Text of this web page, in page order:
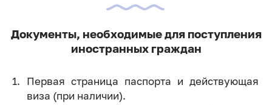
Документы, необходимые для поступления
иностранных граждан
Первая страница паспорта и действующая
виза (при наличии).